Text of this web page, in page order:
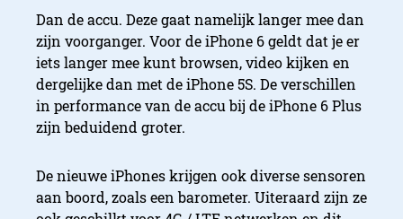
Dan de accu. Deze gaat namelijk langer mee dan
zijn voorganger. Voor de iPhone 6 geldt dat je er
iets langer mee kunt browsen, video kijken en
dergelijke dan met de iPhone 5S. De verschillen
in performance van de accu bij de iPhone 6 Plus
zijn beduidend groter.
De nieuwe iPhones krijgen ook diverse sensoren
aan boord, zoals een barometer. Uiteraard zijn ze